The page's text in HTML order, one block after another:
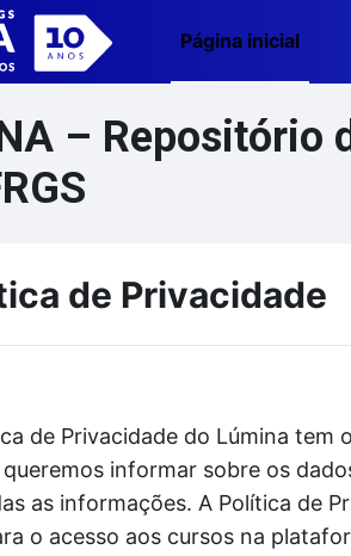
Página inicial
– Repositório
de Privacidade
de Privacidade do Lúmina tem
informar sobre os
as informações. A Política de
o acesso aos cursos na